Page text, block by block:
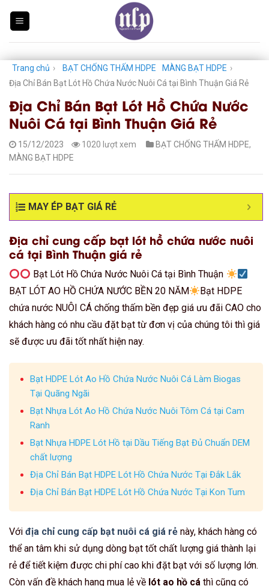
Trang chủ › BẠT CHỐNG THẤM HDPE MÀNG BẠT HDPE ›
Địa Chỉ Bán Bạt Lót Hồ Chứa Nước Nuôi Cá tại Bình Thuận Giá Rẻ
Địa Chỉ Bán Bạt Lót Hồ Chứa Nước
Nuôi Cá tại Bình Thuận Giá Rẻ
15/12/2023 1020 lượt xem BẠT CHỐNG THẤM HDPE,
MÀNG BẠT HDPE
MAY ÉP BẠT GIÁ RẺ
Địa chỉ cung cấp bạt lót hồ chứa nước nuôi
cá tại Bình Thuận giá rẻ
Bạt Lót Hồ Chứa Nước Nuôi Cá tại Bình Thuận
BẠT LÓT AO HỒ CHỨA NƯỚC BỀN 20 NĂM
Bạt HDPE
chứa nước NUÔI CÁ chống thấm bền đẹp giá ưu đãi CAO cho
khách hàng có nhu cầu đặt bạt từ đơn vị của chúng tôi thì giá
sẽ được ưu đãi tốt nhất hiện nay.
Bạt HDPE Lót Ao Hồ Chứa Nước Nuôi Cá Làm Biogas
Tại Quãng Ngãi
Bạt Nhựa Lót Ao Hồ Chứa Nước Nuôi Tôm Cá tại Cam
Ranh
Bạt Nhựa HDPE Lót Hồ tại Dầu Tiếng Bạt Đủ Chuẩn DEM
chất lượng
Địa Chỉ Bán Bạt HDPE Lót Hồ Chứa Nước Tại Đắk Lắk
Địa Chỉ Bán Bạt HDPE Lót Hồ Chứa Nước Tại Kon Tum
Với địa chỉ cung cấp bạt nuôi cá giá rẻ này, khách hàng có
thể an tâm khi sử dụng dòng bạt tốt chất lượng giá thành lại
rẻ để tiết kiệm được chi phí cao khi đặt bạt với số lượng lớn.
Còn vấn đề khách hang mua lẻ về lót ao hồ cá thì cũng có